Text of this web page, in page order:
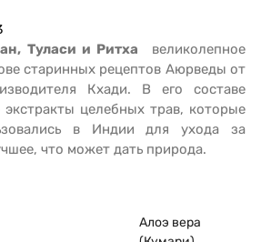
Туласи и Ритха великолепное
старинных рецептов Аюрведы от
Кхади. В его составе
целебных трав, которые
в Индии для ухода за
что может дать природа.
Алоэ вера